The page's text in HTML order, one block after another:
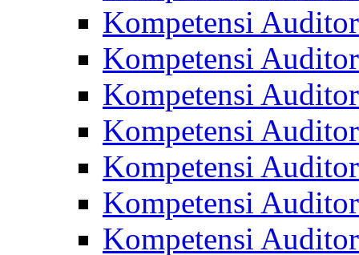
Kompetensi
Kompetensi
Kompetensi
Kompetensi
Kompetensi
Kompetensi
Kompetensi